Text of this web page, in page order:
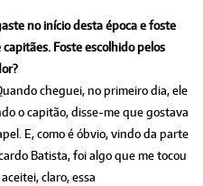
no início desta época e foste
Foste escolhido pelos
cheguei, no primeiro dia, ele
o capitão, disse-me que gostava
E, como é óbvio, vindo da parte
Batista, foi algo que me tocou
claro, essa